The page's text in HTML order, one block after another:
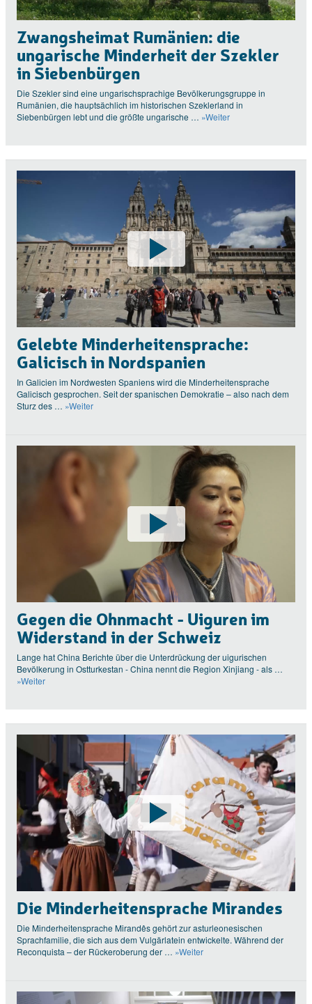
Zwangsheimat Rumänien: die
ungarische Minderheit der Szekler
in Siebenbürgen
Die Szekler sind eine ungarischsprachige Bevölkerungsgruppe in
Rumänien, die hauptsächlich im historischen Szeklerland in
Siebenbürgen lebt und die größte ungarische … »Weiter
Gelebte Minderheitensprache:
Galicisch in Nordspanien
In Galicien im Nordwesten Spaniens wird die Minderheitensprache
Galicisch gesprochen. Seit der spanischen Demokratie – also nach dem
Sturz des … »Weiter
Gegen die Ohnmacht - Uiguren im
Widerstand in der Schweiz
Lange hat China Berichte über die Unterdrückung der uigurischen
Bevölkerung in Ostturkestan - China nennt die Region Xinjiang - als …
»Weiter
Die Minderheitensprache Mirandes
Die Minderheitensprache Mirandês gehört zur asturleonesischen
Sprachfamilie, die sich aus dem Vulgärlatein entwickelte. Während der
Reconquista – der Rückeroberung der … »Weiter